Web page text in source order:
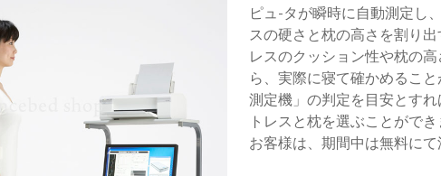
ピュ-タが瞬時に自動測定し
スの硬さと枕の高さを割り
レスのクッション性や枕の
ら、実際に寝て確かめるこ
測定機」の判定を目安とす
トレスと枕を選ぶことがで
お客様は、期間中は無料に